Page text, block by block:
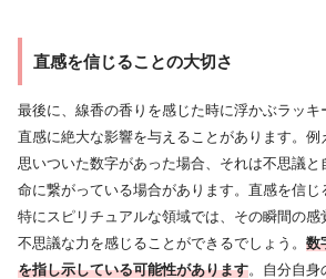
直感を信じることの大切さ
最後に、線香の香りを感じた時に浮かぶラッ
直感に絶大な影響を与えることがあります。例
思いついた数字があった場合、それは不思議
命に繋がっている場合があります。直感を信じ
特にスピリチュアルな領域では、その瞬間の感
不思議な力を感じることができるでしょう。 数
を指し示している可能性があります。自分自身